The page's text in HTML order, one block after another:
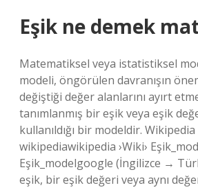
Eşik ne demek
Matematiksel veya istatistiksel
modeli, öngörülen davranışın
değiştiği değer alanlarını ayırt
tanımlanmış bir eşik veya eşik
kullanıldığı bir modeldir. Wikipedia
wikipediawikipedia ›Wiki›
Eşik_modelgoogle (İngilizce →
eşik, bir eşik değeri veya aynı